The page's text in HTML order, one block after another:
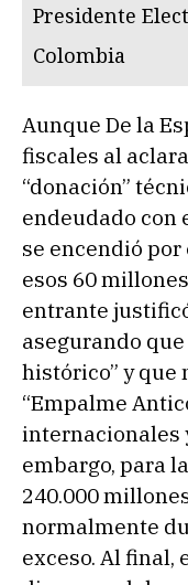
Presidente
Colombia
Aunque De la
fiscales al
“donación”
endeudado con
se encendió por
esos 60
entrante
asegurando
histórico” y que
“Empalme
internacionales
embargo, para
240.000
normalmente
exceso. Al final,